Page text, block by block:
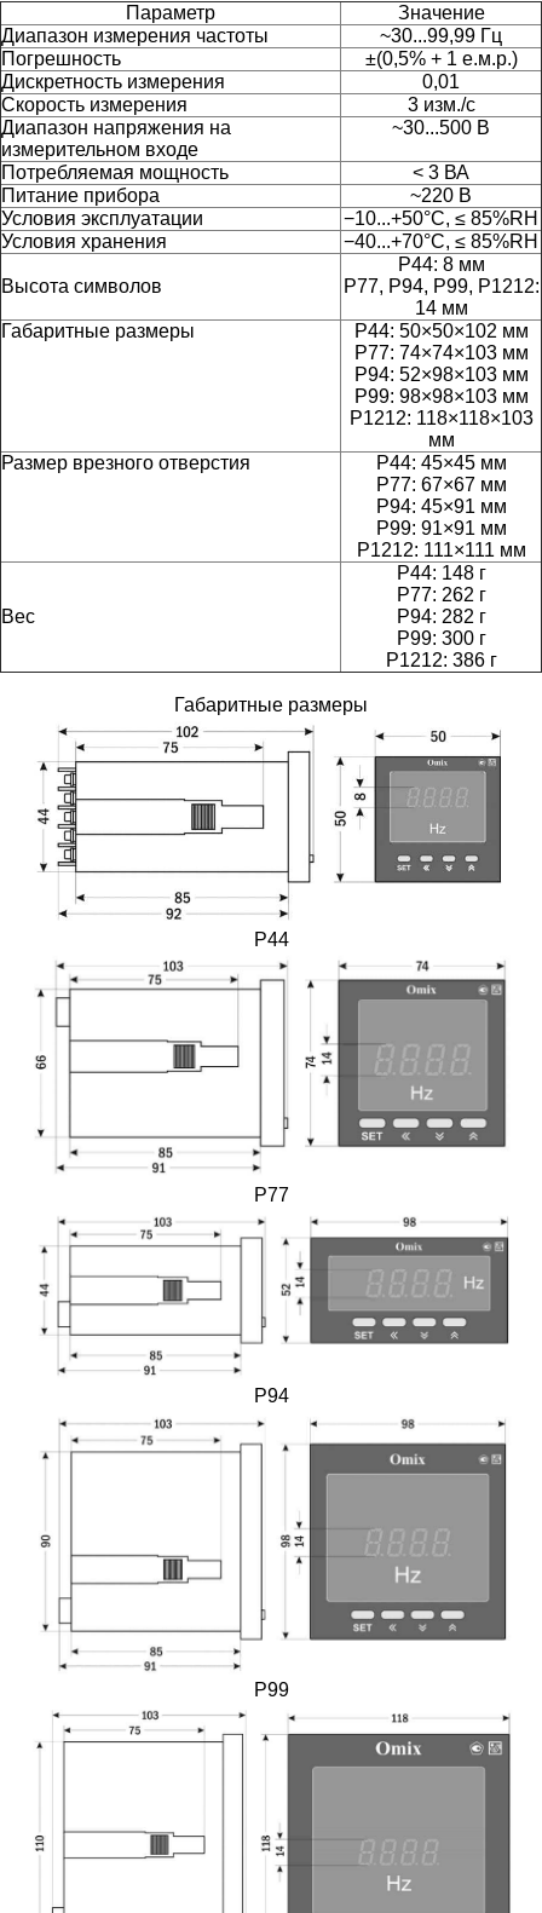
Параметр
Значение
Диапазон измерения частоты
~30...99,99 Гц
Погрешность
±(0,5% + 1 е.м.р.)
Дискретность измерения
0,01
Скорость измерения
3 изм./с
Диапазон напряжения на
измерительном входе
~30...500 В
Потребляемая мощность
< 3 ВА
Питание прибора
~220 В
Условия эксплуатации
−10...+50°С, ≤ 85%RH
Условия хранения
−40...+70°С, ≤ 85%RH
Высота символов
P44: 8 мм
Р77, Р94, Р99, Р1212:
14 мм
Габаритные размеры
P44: 50×50×102 мм
Р77: 74×74×103 мм
Р94: 52×98×103 мм
Р99: 98×98×103 мм
Р1212: 118×118×103
мм
Размер врезного отверстия
P44: 45×45 мм
Р77: 67×67 мм
Р94: 45×91 мм
Р99: 91×91 мм
Р1212: 111×111 мм
Вес
P44: 148 г
Р77: 262 г
Р94: 282 г
Р99: 300 г
Р1212: 386 г
Габаритные размеры
P44
P77
P94
P99